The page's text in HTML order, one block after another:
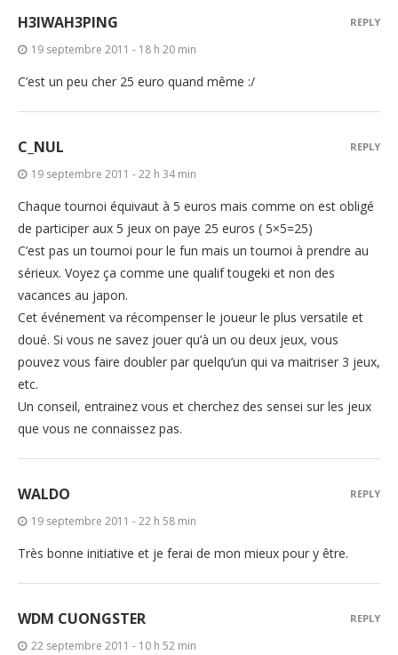
H3IWAH3PING
19 septembre 2011 - 18 h 20 min
C’est un peu cher 25 euro quand même :/
REPLY
C_NUL
19 septembre 2011 - 22 h 34 min
Chaque tournoi équivaut à 5 euros mais comme on est obligé
de participer aux 5 jeux on paye 25 euros ( 5×5=25)
C’est pas un tournoi pour le fun mais un tournoi à prendre au
sérieux. Voyez ça comme une qualif tougeki et non des
vacances au japon.
Cet événement va récompenser le joueur le plus versatile et
doué. Si vous ne savez jouer qu’à un ou deux jeux, vous
pouvez vous faire doubler par quelqu’un qui va maitriser 3 jeux,
etc.
Un conseil, entrainez vous et cherchez des sensei sur les jeux
que vous ne connaissez pas.
REPLY
WALDO
19 septembre 2011 - 22 h 58 min
Très bonne initiative et je ferai de mon mieux pour y être.
REPLY
WDM CUONGSTER
22 septembre 2011 - 10 h 52 min
REPLY